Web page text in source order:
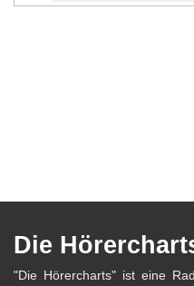
Die
"Die Hörercharts" ist eine